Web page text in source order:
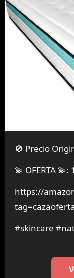
🚫 Precio
💫 OFERTA
https://
#skincare